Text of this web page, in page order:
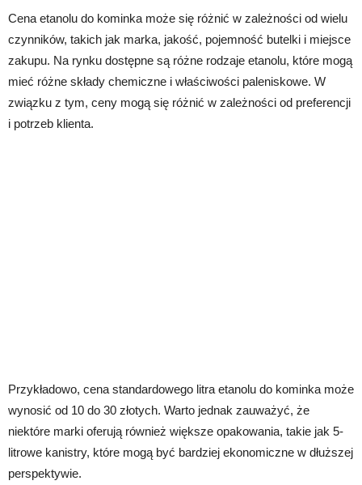
Cena etanolu do kominka może się różnić w zależności od wielu
czynników, takich jak marka, jakość, pojemność butelki i miejsce
zakupu. Na rynku dostępne są różne rodzaje etanolu, które mogą
mieć różne składy chemiczne i właściwości paleniskowe. W
związku z tym, ceny mogą się różnić w zależności od preferencji
i potrzeb klienta.
Przykładowo, cena standardowego litra etanolu do kominka może
wynosić od 10 do 30 złotych. Warto jednak zauważyć, że
niektóre marki oferują również większe opakowania, takie jak 5-
litrowe kanistry, które mogą być bardziej ekonomiczne w dłuższej
perspektywie.